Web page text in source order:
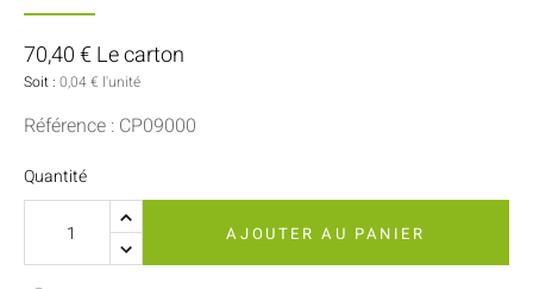
70,40 € Le carton
Soit : 0,04 € l'unité
Référence : CP09000
Quantité
AJOUTER AU PANIER